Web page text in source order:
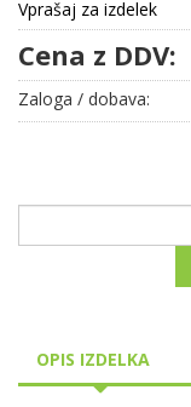
Vprašaj za izdelek
Cena z DDV:
Zaloga / dobava:
OPIS IZDELKA